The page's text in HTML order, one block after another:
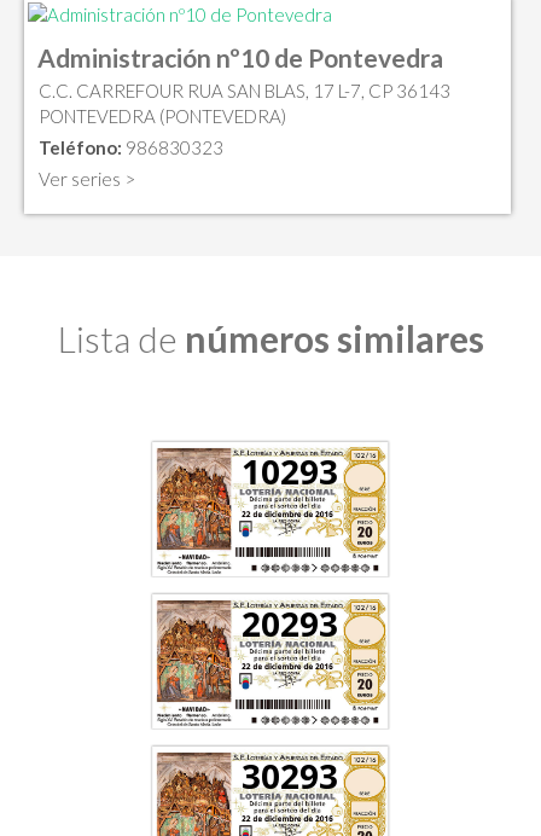
Administración nº10 de Pontevedra
C.C. CARREFOUR RUA SAN BLAS, 17 L-7, CP 36143
PONTEVEDRA (PONTEVEDRA)
Teléfono: 986830323
Ver series >
Lista de números similares
10293
20293
30293